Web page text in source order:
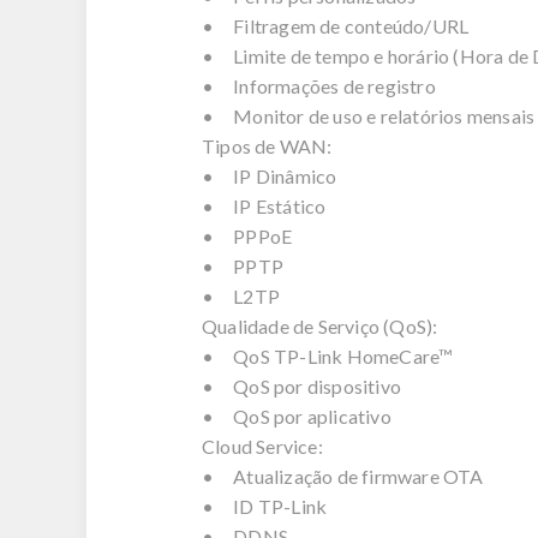
• Filtragem de conteúdo/URL
• Limite de tempo e horário (Hora de
• Informações de registro
• Monitor de uso e relatórios mensais
Tipos de WAN:
• IP Dinâmico
• IP Estático
• PPPoE
• PPTP
• L2TP
Qualidade de Serviço (QoS):
• QoS TP-Link HomeCare™
• QoS por dispositivo
• QoS por aplicativo
Cloud Service:
• Atualização de firmware OTA
• ID TP-Link